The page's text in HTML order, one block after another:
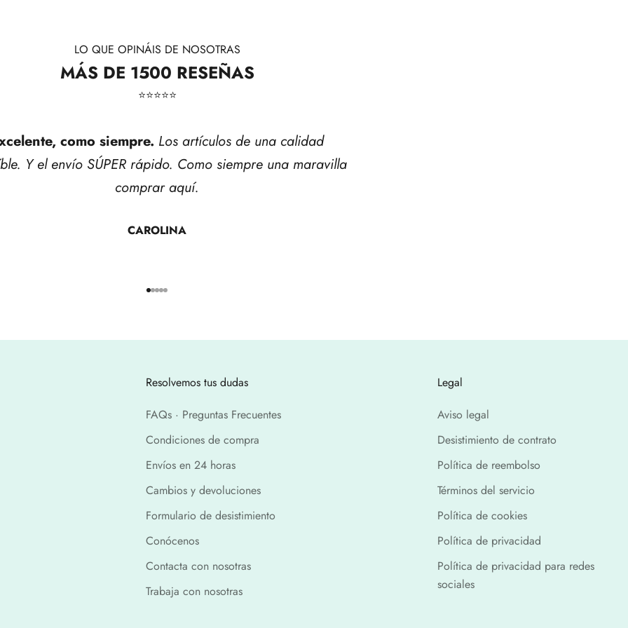
LO QUE OPINÁIS DE NOSOTRAS
MÁS DE 1500 RESEÑAS
⭐​⭐​⭐​⭐​⭐​
como siempre. Los artículos de una calidad
Y el envío SÚPER rápido. Como siempre una maravilla
comprar aquí.
CAROLINA
Ir al artículo 1
Ir al artículo 2
Ir al artículo 3
Ir al artículo 4
Ir al artículo 5
Resolvemos tus dudas
FAQs · Preguntas Frecuentes
Condiciones de compra
Envíos en 24 horas
Cambios y devoluciones
Formulario de desistimiento
Conócenos
Contacta con nosotras
Trabaja con nosotras
Legal
Aviso legal
Desistimiento de contrato
Política de reembolso
Términos del servicio
Política de cookies
Política de privacidad
Política de privacidad para redes
sociales